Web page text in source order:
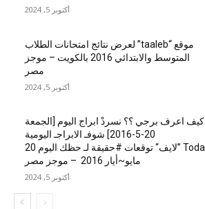
أكتوبر 5, 2024
موقع “taaleb” لعرض نتائج امتحانات الطلاب
المتوسط والابتدائي 2016 بالكويت – موجز
مصر
أكتوبر 5, 2024
كيف اعرف برجي ؟؟ نسردْ ابراج اليوم [الجمعة
20-5-2016] شوفـ الابراجـ اليومية
Today ”لايف“ توقعات #حقيقة لـ حظك اليوم 20
مايو~أيار 2016 – موجز مصر
أكتوبر 5, 2024